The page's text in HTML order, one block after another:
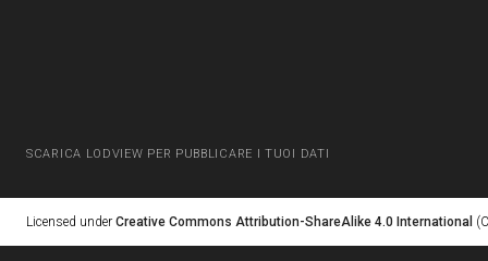
SCARICA LODVIEW PER PUBBLICARE I TUOI DATI
Licensed under Creative Commons Attribution-ShareAlike 4.0 International